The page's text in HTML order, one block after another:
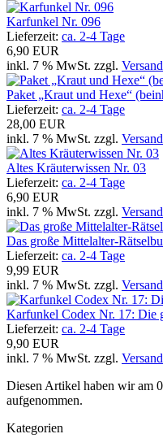
Karfunkel Nr. 096
Lieferzeit: ca. 2-4 Tage
6,90 EUR
inkl. 7 % MwSt. zzgl.
Paket „Kraut und Hexe“
Lieferzeit: ca. 2-4 Tage
28,00 EUR
inkl. 7 % MwSt. zzgl.
Altes Kräuterwissen Nr. 03
Lieferzeit: ca. 2-4 Tage
6,90 EUR
inkl. 7 % MwSt. zzgl.
Das große Mittelalter-
Lieferzeit: ca. 2-4 Tage
9,99 EUR
inkl. 7 % MwSt. zzgl.
Karfunkel Codex Nr. 17: Die
Lieferzeit: ca. 2-4 Tage
9,90 EUR
inkl. 7 % MwSt. zzgl.
Diesen Artikel haben wir am
aufgenommen.
Kategorien